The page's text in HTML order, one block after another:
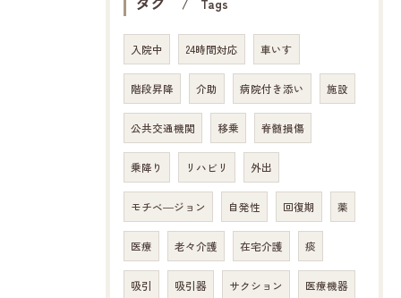
Tags
入院中 24時間対応 車いす
階段昇降 介助 病院付き添い 施設
公共交通機関 移乗 脊髄損傷
乗降り リハビリ 外出
モチベ―ジョン 自発性 回復期 薬
医療 老々介護 在宅介護 痰
吸引 吸引器 サクション 医療機器